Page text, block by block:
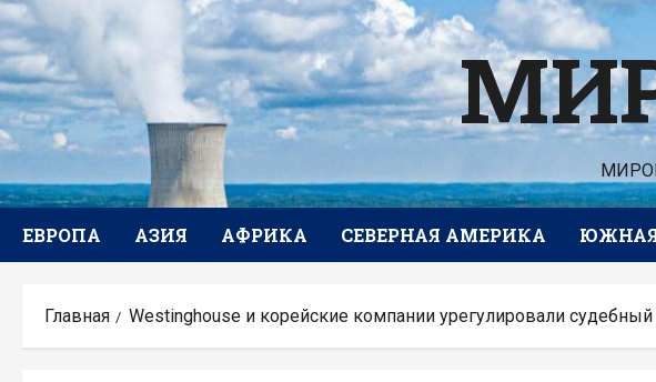
Перейти
к
содержимому
ЕВРОПА АЗИЯ АФРИКА СЕВЕРНАЯ АМЕРИКА
Главная Westinghouse и корейские компании урегулировали судебный